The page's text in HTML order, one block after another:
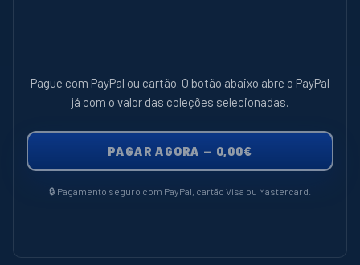
Pague com PayPal ou cartão. O botão abaixo abre o PayPal
já com o valor das coleções selecionadas.
PAGAR AGORA — 0,00€
🔒 Pagamento seguro com PayPal, cartão Visa ou Mastercard.